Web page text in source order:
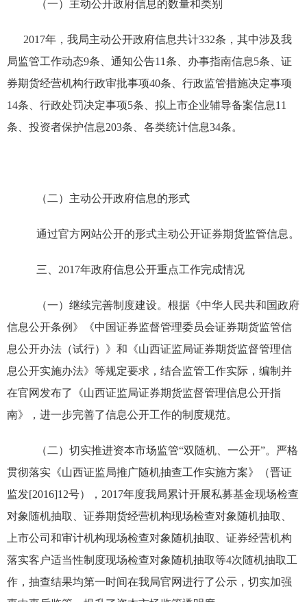
（一）主动公开政府信息的数量和类别
2017年，我局主动公开政府信息共计332条，其中涉及我
局监管工作动态9条、通知公告11条、办事指南信息5条、证
券期货经营机构行政审批事项40条、行政监管措施决定事项
14条、行政处罚决定事项5条、拟上市企业辅导备案信息11
条、投资者保护信息203条、各类统计信息34条。
（二）主动公开政府信息的形式
通过官方网站公开的形式主动公开证券期货监管信息。
三、 2017年政府信息公开重点工作完成情况
（一）继续完善制度建设。 根据《中华人民共和国政府
信息公开条例》《中国证券监督管理委员会证券期货监管信
息公开办法（试行）》和《山西证监局证券期货监督管理信
息公开实施办法》等规定要求，结合监管工作实际，编制并
在官网发布了《山西证监局证券期货监督管理信息公开指
南》，进一步完善了信息公开工作的制度规范。
（二）切实推进资本市场监管“双随机、一公开”。 严格
贯彻落实《山西证监局推广随机抽查工作实施方案》（晋证
监发[2016]12号）， 2017年度我局累计开展私募基金现场检查
对象随机抽取、证券期货经营机构现场检查对象随机抽取、
上市公司和审计机构现场检查对象随机抽取、证券经营机构
落实客户适当性制度现场检查对象随机抽取等4次随机抽取工
作，抽查结果均第一时间在我局官网进行了公示，切实加强